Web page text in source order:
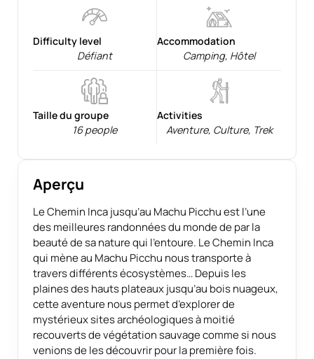
Difficulty level
Défiant
Accommodation
Camping, Hôtel
Taille du groupe
16 people
Activities
Aventure, Culture, Trek
Aperçu
Le Chemin Inca jusqu’au Machu Picchu est l’une
des meilleures randonnées du monde de par la
beauté de sa nature qui l’entoure. Le Chemin Inca
qui mène au Machu Picchu nous transporte à
travers différents écosystèmes… Depuis les
plaines des hauts plateaux jusqu’au bois nuageux,
cette aventure nous permet d’explorer de
mystérieux sites archéologiques à moitié
recouverts de végétation sauvage comme si nous
venions de les découvrir pour la première fois.